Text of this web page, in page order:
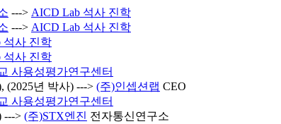
---> AICD Lab 석사 진학
---> AICD Lab 석사 진학
석사 진학
석사 진학
사용성평가연구센터
(2025년 박사) ---> (주)인셉션랩 CEO
사용성평가연구센터
---> (주)STX엔진 전자통신연구소